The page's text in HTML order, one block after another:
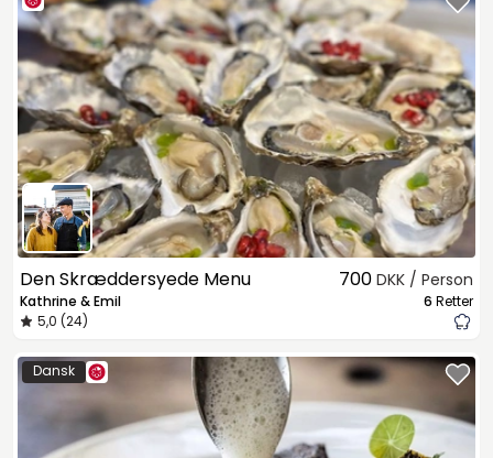
Den Skræddersyede Menu
Kathrine & Emil
5,0 (24)
700 DKK / Person
6 Retter
Dansk